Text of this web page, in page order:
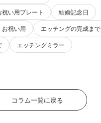
い用プレート
結婚記念日
祝い用
エッチングの完成まで
エッチングミラー
コラム一覧に戻る